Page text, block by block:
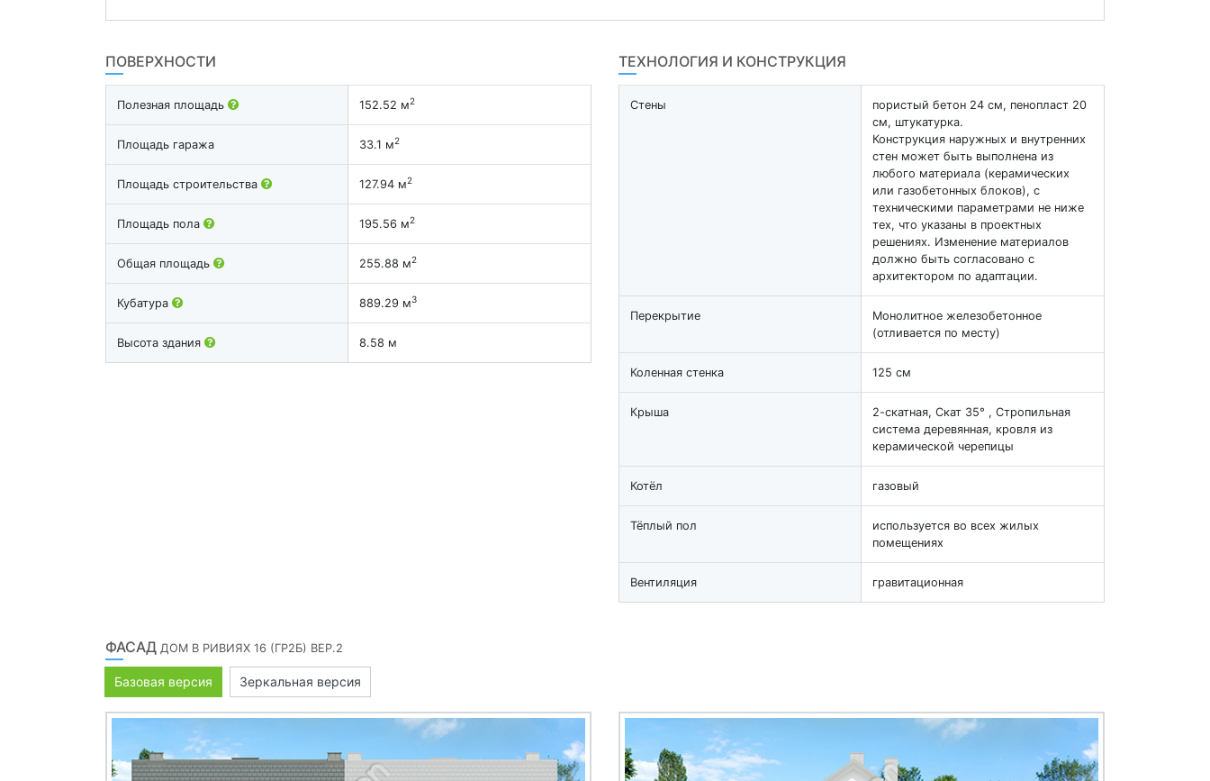
ПОВЕРХНОСТИ
Полезная площадь 152.52 м2
Площадь гаража 33.1 м2
Площадь строительства 127.94 м2
Площадь пола 195.56 м2
Общая площадь 255.88 м2
Кубатура 889.29 м3
Высота здания 8.58 м
ТЕХНОЛОГИЯ И КОНСТРУКЦИЯ
Стены
пористый бетон 24 см, пенопласт 20
см, штукатурка.
Конструкция наружных и внутренних
стен может быть выполнена из
любого материала (керамических
или газобетонных блоков), с
техническими параметрами не ниже
тех, что указаны в проектных
решениях. Изменение материалов
должно быть согласовано с
архитектором по адаптации.
Перекрытие
Монолитное железобетонное
(отливается по месту)
Коленная стенка 125 см
Крыша
2-скатная, Скат 35° , Стропильная
система деревянная, кровля из
керамической черепицы
Котёл газовый
Тёплый пол
используется во всех жилых
помещениях
Вентиляция гравитационная
ФАСАД ДОМ В РИВИЯХ 16 (ГР2Б) ВЕР.2
Базовая версия Зеркальная версия